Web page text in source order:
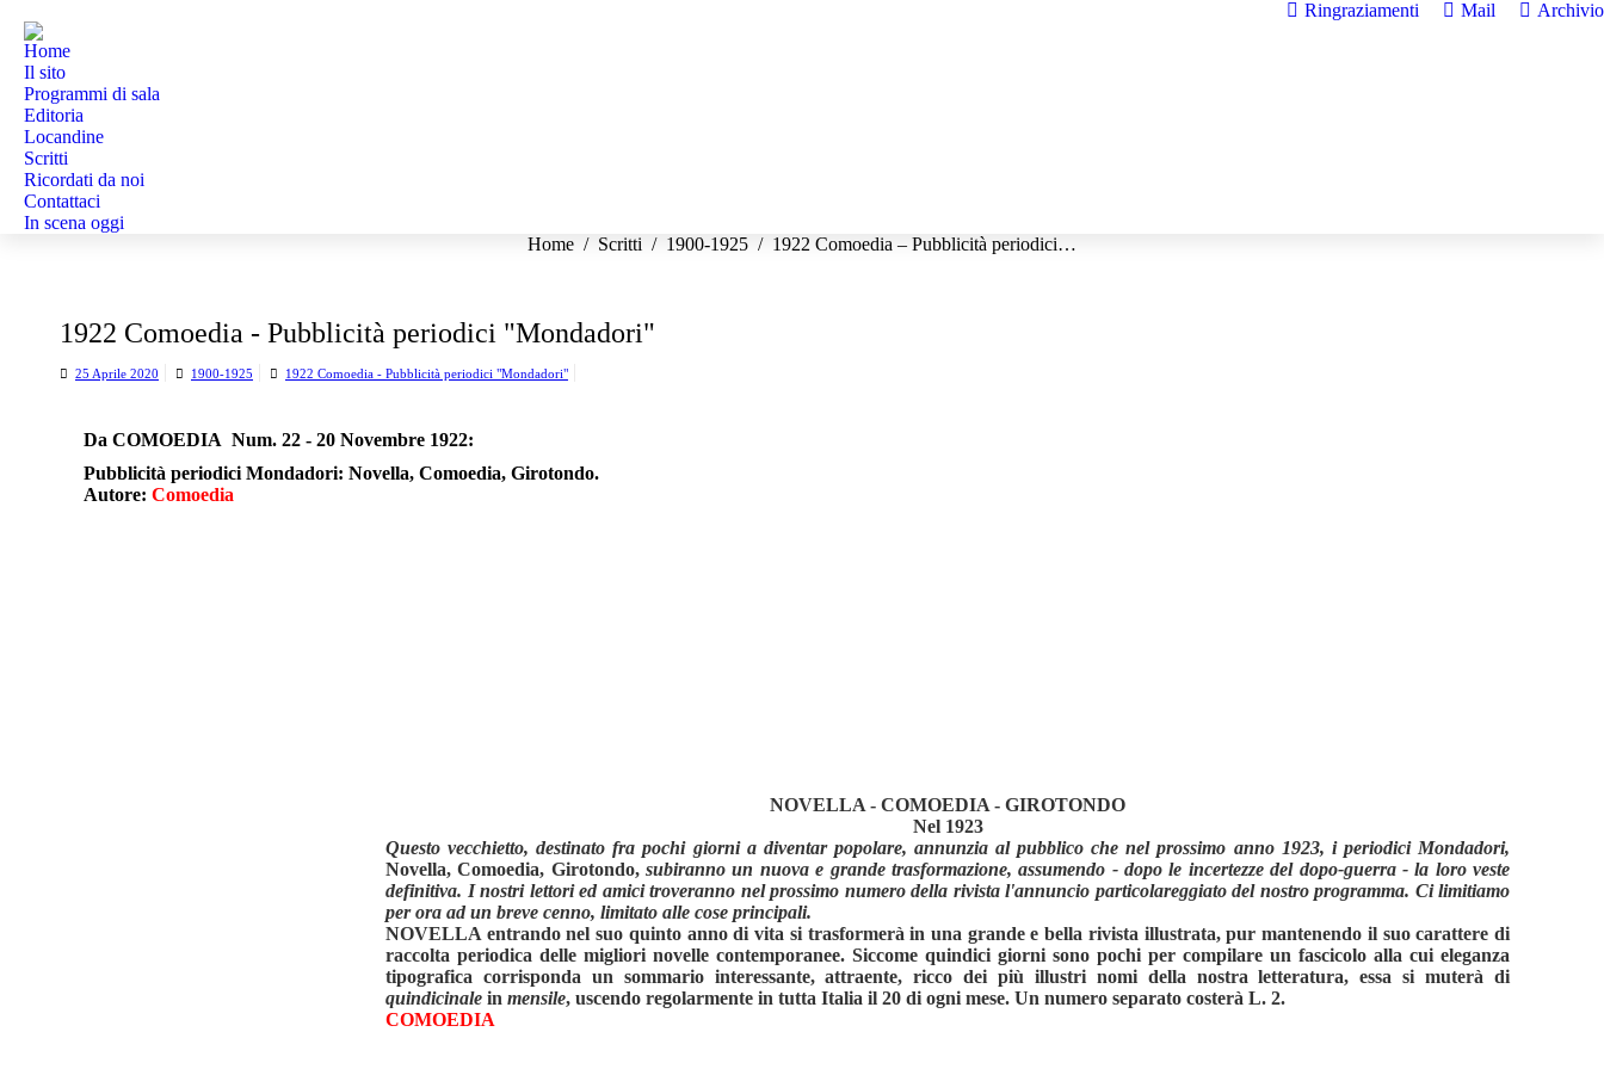
Ringraziamenti Mail
Archivio
Home
Il sito
Programmi di sala
Editoria
Locandine
Scritti
Ricordati da noi
Contattaci
In scena oggi
Tu sei qui:
Home Scritti 1900-1925 1922 Comoedia – Pubblicità periodici…
1922 Comoedia - Pubblicità periodici "Mondadori"
25 Aprile 2020 1900-1925 1922 Comoedia - Pubblicità periodici "Mondadori"
Da COMOEDIA Num. 22 - 20 Novembre 1922:
Pubblicità periodici Mondadori: Novella, Comoedia, Girotondo.
Autore: Comoedia
NOVELLA - COMOEDIA - GIROTONDO
Nel 1923
Questo vecchietto, destinato fra pochi giorni a diventar popolare, annunzia al pubblico che nel prossimo anno 1923, i periodici Mondadori,
Novella, Comoedia, Girotondo,subiranno un nuova e grande trasformazione, assumendo - dopo le incertezze del dopo-guerra - la loro veste
definitiva. I nostri lettori ed amici troveranno nel prossimo numero della rivista l'annuncio particolareggiato del nostro programma. Ci limitiamo
per ora ad un breve cenno, limitato alle cose principali.
NOVELLA entrando nel suo quinto anno di vita si trasformerà in una grande e bella rivista illustrata, pur mantenendo il suo carattere di
raccolta periodica delle migliori novelle contemporanee. Siccome quindici giorni sono pochi per compilare un fascicolo alla cui eleganza
tipografica corrisponda un sommario interessante, attraente, ricco dei più illustri nomi della nostra letteratura, essa si muterà di
quindicinale in mensile, uscendo regolarmente in tutta Italia il 20 di ogni mese. Un numero separato costerà L. 2.
COMOEDIA